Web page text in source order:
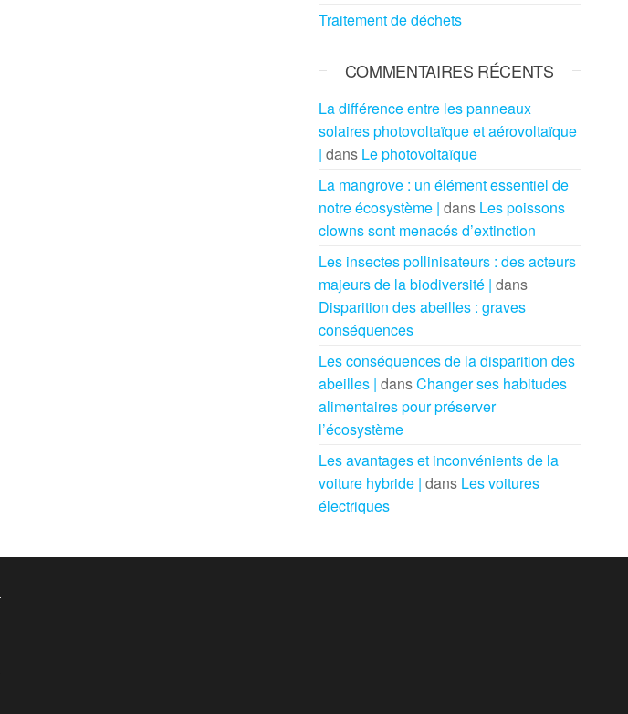
Traitement de déchets
COMMENTAIRES RÉCENTS
La différence entre les panneaux
solaires photovoltaïque et aérovoltaïque
| dans Le photovoltaïque
La mangrove : un élément essentiel de
notre écosystème | dans Les poissons
clowns sont menacés d’extinction
Les insectes pollinisateurs : des acteurs
majeurs de la biodiversité | dans
Disparition des abeilles : graves
conséquences
Les conséquences de la disparition des
abeilles | dansChanger ses habitudes
alimentaires pour préserver
l’écosystème
Les avantages et inconvénients de la
voiture hybride | dans Les voitures
électriques